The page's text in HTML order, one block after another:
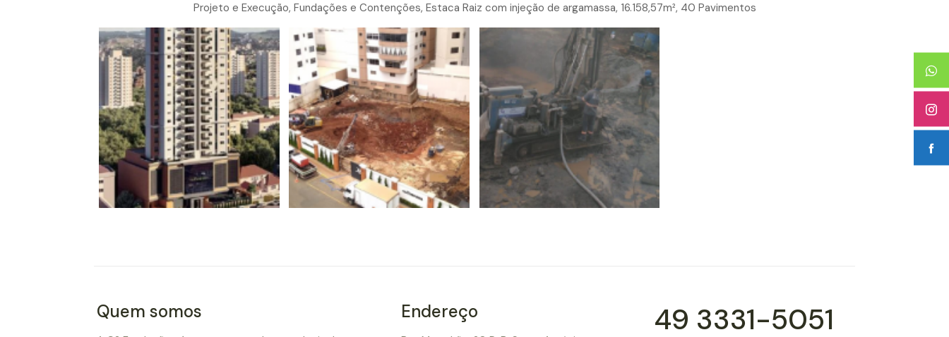
Projeto e Execução, Fundações e Contenções, Estaca Raiz com injeção de argamassa, 16.158,57m², 40 Pavimentos
Quem somos Endereço 49 3331-5051